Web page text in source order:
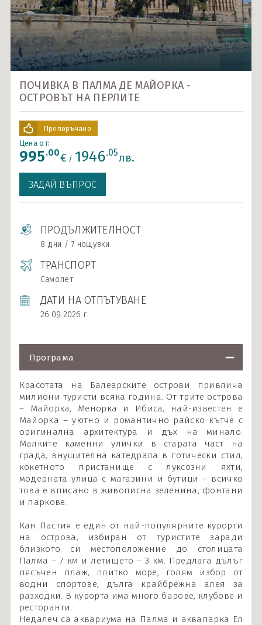
Карибски острови и САЩ
Ла Манш
Норвежки фиорди
Северно море и Исландия
Средиземно море
Южна Америка
Индивидуални круизи
ПОЧИВКА В ПАЛМА ДЕ МАЙОРКА -
ОСТРОВЪТ НА ПЕРЛИТЕ
Препоръчано
ЗАДАЙ ВЪПРОС
Цена от:
995.00€ / 1946.05лв.
ПРОДЪЛЖИТЕЛНОСТ
8 дни / 7 нощувки
ТРАНСПОРТ
Самолет
ДАТИ НА ОТПЪТУВАНЕ
26.09.2026 г.
Програма
Красотата на Балеарските острови привлича
милиони туристи всяка година. От трите острова
– Майорка, Менорка и Ибиса, най-известен е
Майорка – уютно и романтично райско кътче с
оригинална архитектура и дъх на минало.
Малките каменни улички в старата част на
града, внушителна катедрала в готически стил,
кокетното пристанище с луксозни яхти,
модерната улица с магазини и бутици – всичко
това е вписано в живописна зеленина, фонтани
и паркове.
Кан Пастия е един от най-популярните курорти
на острова, избиран от туристите заради
близкото си местоположение до столицата
Палма – 7 км и летището – 3 км. Предлага дълъг
пясъчен плаж, плитко море, голям избор от
водни спортове, дълга крайбрежна алея за
разходки. В курорта има много барове, клубове и
ресторанти.
Недалеч са аквариума на Палма и аквапарка Ел